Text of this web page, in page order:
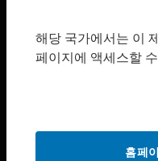
toggle view
산업 분야
구매처
해당 국가에서는 이
페이지에 액세스할
홈페